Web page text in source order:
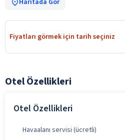
Fiyatları görmek için tarih seçiniz
Otel Özellikleri
Otel Özellikleri
Havaalanı servisi (ücretli)